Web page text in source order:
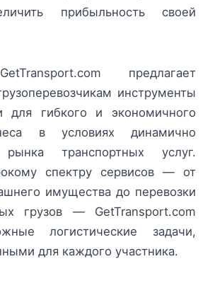
прибыльность своей
предлагает
инструменты
для гибкого и экономичного
в условиях динамично
транспортных услуг.
спектру сервисов — от
имущества до перевозки
грузов — GetTransport.com
логистические задачи,
для каждого участника.